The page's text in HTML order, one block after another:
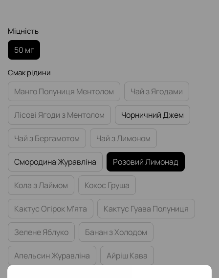
Міцність
50 мг
Смак рідини
Манго Полуниця Ментолом Чай з Ягодами
Лісові Ягоди з Ментолом Чорничний Джем
Чай з Бергамотом Чай з Лимоном
Смородина Журавліна Розовий Лимонад
Кола з Лаймом Кокос Груша
Кактус Огірок М'ята Кактус Гуава Полуниця
Зелене Яблуко Банан з Холодом
Апельсин Журавліна Айріш Кава